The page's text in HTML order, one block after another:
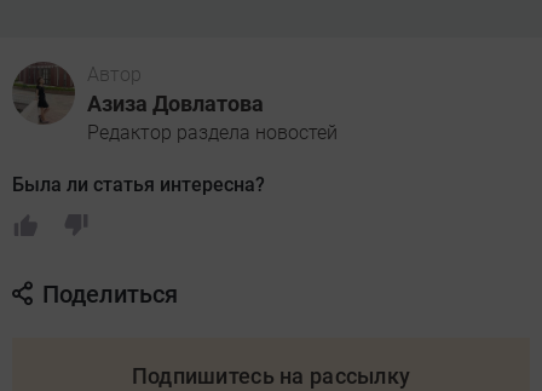
Автор
Азиза Довлатова
Редактор раздела новостей
Была ли статья интересна?
Поделиться
Подпишитесь на рассылку